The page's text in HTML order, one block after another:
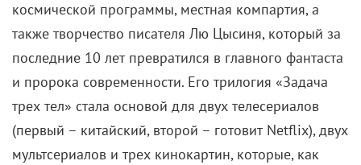
космической программы, местная компартия, а
также творчество писателя Лю Цысиня, который за
последние 10 лет превратился в главного фантаста
и пророка современности. Его трилогия «Задача
трех тел» стала основой для двух телесериалов
(первый – китайский, второй – готовит Netflix), двух
мультсериалов и трех кинокартин, которые, как